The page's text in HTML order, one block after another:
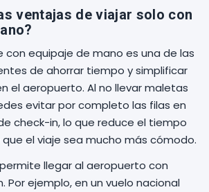
ventajas de viajar solo con
con equipaje de mano es una de las
de ahorrar tiempo y simplificar
el aeropuerto. Al no llevar maletas
evitar por completo las filas en
check-in, lo que reduce el tiempo
el viaje sea mucho más cómodo.
llegar al aeropuerto con
Por ejemplo, en un vuelo nacional